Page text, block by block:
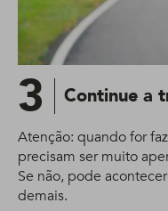
3 Continue a
Atenção: quando for
precisam ser muito
Se não, pode
demais.